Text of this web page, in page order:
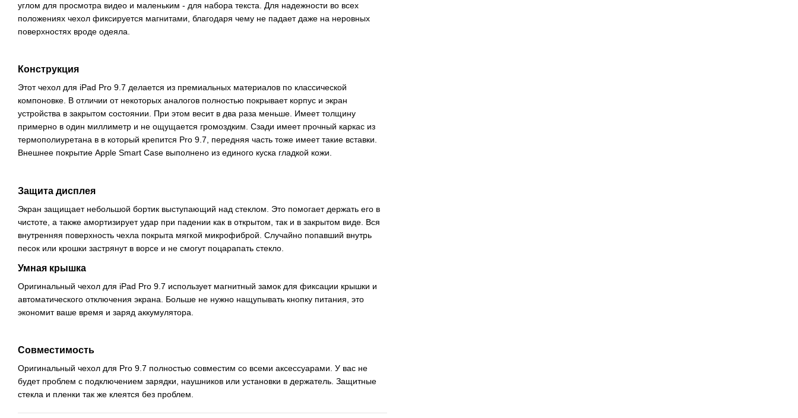
углом для просмотра видео и маленьким - для набора текста. Для надежности во всех
положениях чехол фиксируется магнитами, благодаря чему не падает даже на неровных
поверхностях вроде одеяла.
Конструкция
Этот чехол для iPad Pro 9.7 делается из премиальных материалов по классической
компоновке. В отличии от некоторых аналогов полностью покрывает корпус и экран
устройства в закрытом состоянии. При этом весит в два раза меньше. Имеет толщину
примерно в один миллиметр и не ощущается громоздким. Сзади имеет прочный каркас из
термополиуретана в в который крепится Pro 9.7, передняя часть тоже имеет такие вставки.
Внешнее покрытие Apple Smart Case выполнено из единого куска гладкой кожи.
Защита дисплея
Экран защищает небольшой бортик выступающий над стеклом. Это помогает держать его в
чистоте, а также амортизирует удар при падении как в открытом, так и в закрытом виде. Вся
внутренняя поверхность чехла покрыта мягкой микрофиброй. Случайно попавший внутрь
песок или крошки застрянут в ворсе и не смогут поцарапать стекло.
Умная крышка
Оригинальный чехол для iPad Pro 9.7 использует магнитный замок для фиксации крышки и
автоматического отключения экрана. Больше не нужно нащупывать кнопку питания, это
экономит ваше время и заряд аккумулятора.
Совместимость
Оригинальный чехол для Pro 9.7 полностью совместим со всеми аксессуарами. У вас не
будет проблем с подключением зарядки, наушников или установки в держатель. Защитные
стекла и пленки так же клеятся без проблем.